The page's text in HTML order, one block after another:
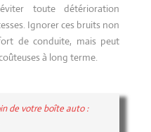
toute détérioration
Ignorer ces bruits non
de conduite, mais peut
à long terme.
de votre boîte auto :